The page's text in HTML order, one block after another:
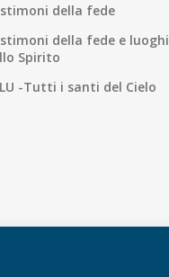
della fede
della fede e luoghi
Spirito
-Tutti i santi del Cielo